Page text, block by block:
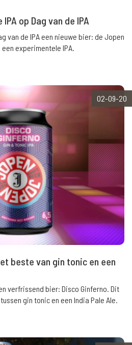
op Dag van de IPA
van de IPA een nieuwe bier: de Jopen
experimentele IPA.
02-09-20
beste van gin tonic en een
verfrissend bier: Disco Ginferno. Dit
gin tonic en een India Pale Ale.